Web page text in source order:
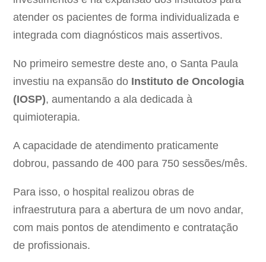
atender os pacientes de forma individualizada e
integrada com diagnósticos mais assertivos.
No primeiro semestre deste ano, o Santa Paula
investiu na expansão do Instituto de Oncologia
(IOSP), aumentando a ala dedicada à
quimioterapia.
A capacidade de atendimento praticamente
dobrou, passando de 400 para 750 sessões/mês.
Para isso, o hospital realizou obras de
infraestrutura para a abertura de um novo andar,
com mais pontos de atendimento e contratação
de profissionais.